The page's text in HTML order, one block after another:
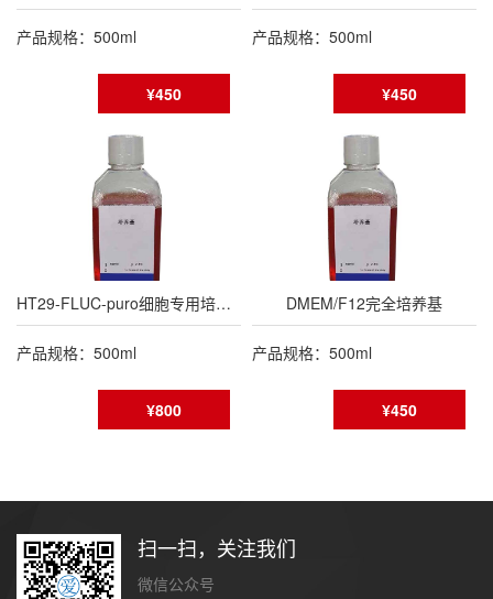
产品规格：500ml
¥450
产品规格：500ml
¥450
HT29-FLUC-puro细胞专用培养基
产品规格：500ml
¥800
DMEM/F12完全培养基
产品规格：500ml
¥450
扫一扫，关注我们
微信公众号